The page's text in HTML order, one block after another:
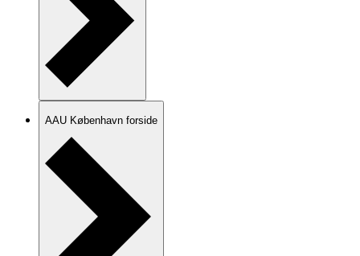
AAU København forside